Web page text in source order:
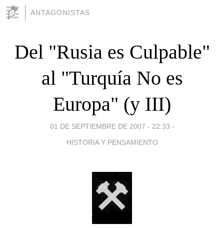
ANTAGONISTAS
Del "Rusia es Culpable"
al "Turquía No es
Europa" (y III)
01 DE SEPTIEMBRE DE 2007 - 22:33 -
HISTORIA Y PENSAMIENTO